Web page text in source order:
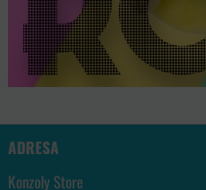
ADRESA
Konzoly Store